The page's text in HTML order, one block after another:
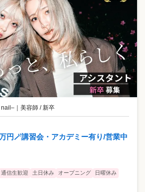
nail– ｜ 美容師 / 新卒
円🪄講習会・アカデミー有り/営業中
通信生歓迎 土日休み オープニング
日曜休み